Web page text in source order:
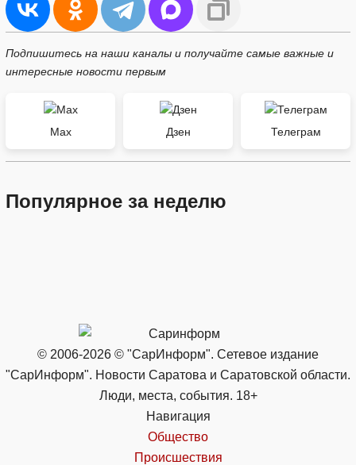
Подпишитесь на наши каналы и получайте самые важные и
интересные новости первым
Max Дзен Телеграм
Популярное за неделю
© 2006-2026 © "СарИнформ". Сетевое издание
"СарИнформ". Новости Саратова и Саратовской области.
Люди, места, события. 18+
Навигация
Общество
Происшествия